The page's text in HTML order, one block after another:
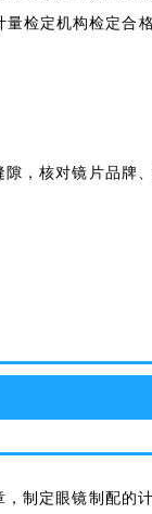
检定机构检定合
，核对镜片品
制定眼镜制配的